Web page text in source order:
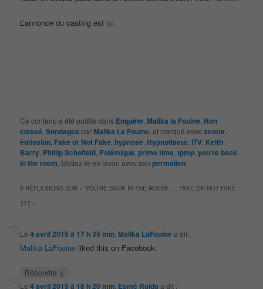
L’annonce du casting est ici.
Ce contenu a été publié dans Enquête Malika la Fouine Non
classé ,Sondages par Malika La Fouine , et marqué avecacteur
émission Fake or Not Fake hypnose Hypnotiseur ITV Keith
Barry Phillip Schofield Polémique ,prime time ,tpmp ,you're back
in the room . Mettez-le en favori avec sonpermalien
5 RÉFLEXIONS SUR « ‘YOU’RE BACK IN THE ROOM’ …. FAKE OR NOT FAKE
??? »
Le4 avril 2015 à 17 h 35 min Malika LaFouine a dit :
Malika LaFouine liked this on Facebook.
Répondre ↓
Le4 avril 2015 à 18 h 20 min Esmé Ralda a dit :